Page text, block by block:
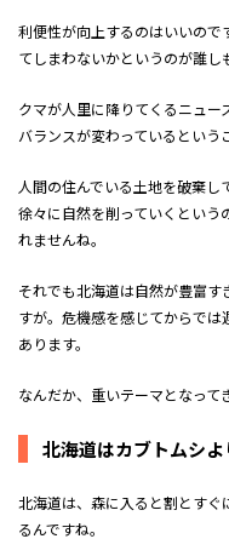
利便性が向上するのはいいので
てしまわないかというのが誰し
クマが人里に降りてくるニュー
バランスが変わっているという
人間の住んでいる土地を破棄し
徐々に自然を削っていくという
れませんね。
それでも北海道は自然が豊富
すが。危機感を感じてからで
あります。
なんだか、重いテーマとなって
北海道はカブトムシ
北海道は、森に入ると割とすぐ
るんですね。